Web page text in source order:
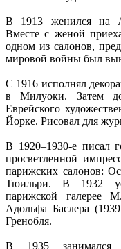
В 1913 женился на
Вместе с женой
одном из салонов,
мировой войны был
С 1916 исполнял
в Милуоки. Затем
Еврейского
Йорке. Рисовал для
В 1920–1930-е писал
просветленной
парижских салонов:
Тюильри. В 1932
парижской галерее
Адольфа Баслера
Гренобля.
В 1935 занимался